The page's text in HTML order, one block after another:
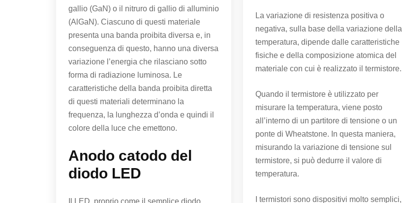
gallio (GaN) o il nitruro di gallio di alluminio
(AlGaN). Ciascuno di questi materiale
presenta una banda proibita diversa e, in
conseguenza di questo, hanno una diversa
variazione l’energia che rilasciano sotto
forma di radiazione luminosa. Le
caratteristiche della banda proibita diretta
di questi materiali determinano la
frequenza, la lunghezza d’onda e quindi il
colore della luce che emettono.
Anodo catodo del
diodo LED
Il LED, proprio come il semplice diodo,
La variazione di resistenza positiva o
negativa, sulla base della variazione della
temperatura, dipende dalle caratteristiche
fisiche e della composizione atomica del
materiale con cui è realizzato il termistore.
Quando il termistore è utilizzato per
misurare la temperatura, viene posto
all’interno di un partitore di tensione o un
ponte di Wheatstone. In questa maniera,
misurando la variazione di tensione sul
termistore, si può dedurre il valore di
temperatura.
I termistori sono dispositivi molto semplici,